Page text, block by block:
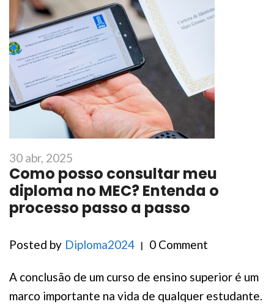
30 abr, 2025
Como posso consultar meu
diploma no MEC? Entenda o
processo passo a passo
Posted by Diploma2024 0 Comment
A conclusão de um curso de ensino superior é um
marco importante na vida de qualquer estudante.